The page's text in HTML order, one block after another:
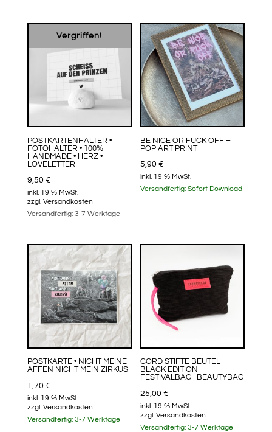
Vergriffen!
POSTKARTENHALTER •
FOTOHALTER • 100%
HANDMADE • HERZ •
LOVELETTER
9,50 €
inkl. 19 % MwSt.
zzgl. Versandkosten
Versandfertig: 3-7 Werktage
BE NICE OR FUCK OFF –
POP ART PRINT
5,90€
inkl. 19 % MwSt.
Versandfertig:Sofort Download
POSTKARTE • NICHT MEINE
AFFEN NICHT MEIN ZIRKUS
1,70 €
inkl. 19 % MwSt.
zzgl. Versandkosten
Versandfertig: 3-7 Werktage
CORD STIFTE BEUTEL ·
BLACK EDITION ·
FESTIVALBAG · BEAUTYBAG
25,00€
inkl. 19 % MwSt.
zzgl.Versandkosten
Versandfertig:3-7 Werktage